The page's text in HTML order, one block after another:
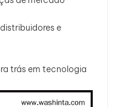
e
trás em tecnologia